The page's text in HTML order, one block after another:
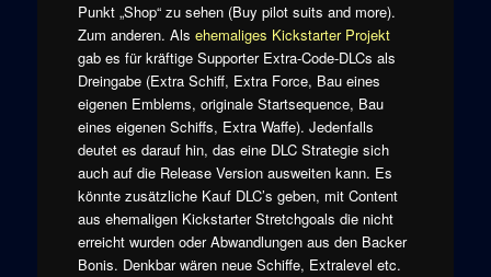
Punkt „Shop“ zu sehen (Buy pilot suits and more).
Zum anderen. Als ehemaliges Kickstarter Projekt
gab es für kräftige Supporter Extra-Code-DLCs als
Dreingabe (Extra Schiff, Extra Force, Bau eines
eigenen Emblems, originale Startsequence, Bau
eines eigenen Schiffs, Extra Waffe). Jedenfalls
deutet es darauf hin, das eine DLC Strategie sich
auch auf die Release Version ausweiten kann. Es
könnte zusätzliche Kauf DLC’s geben, mit Content
aus ehemaligen Kickstarter Stretchgoals die nicht
erreicht wurden oder Abwandlungen aus den Backer
Bonis. Denkbar wären neue Schiffe, Extralevel etc.